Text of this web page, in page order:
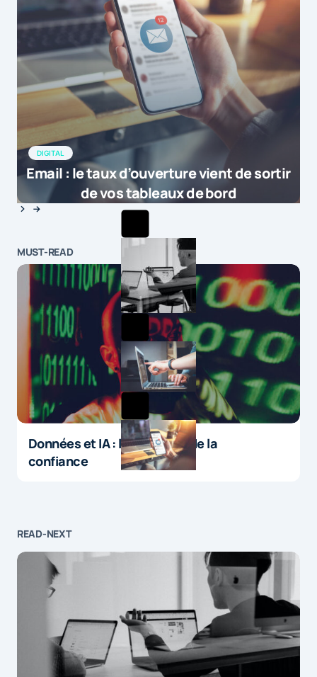
DIGITAL
Email : le taux d’ouverture vient de sortir
de vos tableaux de bord
MUST-READ
Données et IA : le paradoxe de la
confiance
READ-NEXT